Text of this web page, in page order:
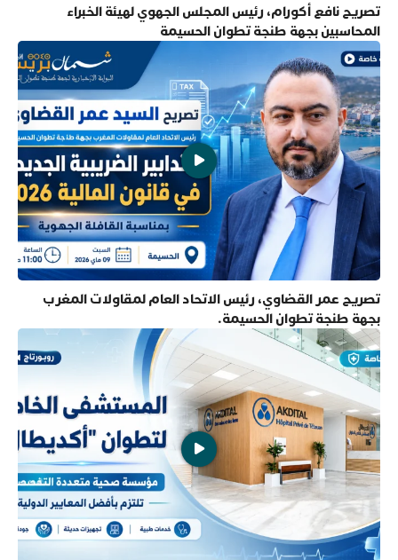
تصريح نافع أكورام، رئيس المجلس الجهوي لهيئة الخبراء
المحاسبين بجهة طنجة تطوان الحسيمة
تصريح عمر القضاوي، رئيس الاتحاد العام لمقاولات المغرب
بجهة طنجة تطوان الحسيمة.